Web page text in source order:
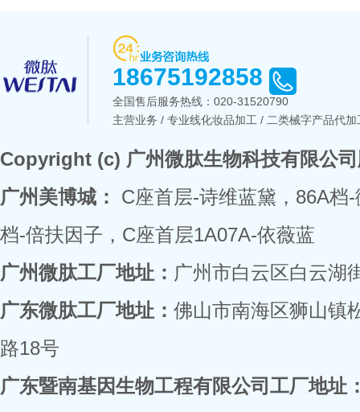
18675192858
全国售后服务热线： 020-31520790
主营业务 / 专业线化妆品加工 / 二类械字产品代
Copyright (c) 广州微肽生物科技有限公
广州美博城：
C座首层-诗维蓝黛，86A档
档-倍扶因子，C座首层1A07A-依薇蓝
广州微肽工厂地址： 广州市白云区白云湖
广东微肽工厂地址： 佛山市南海区狮山镇
路18号
广东暨南基因生物工程有限公司工厂地址